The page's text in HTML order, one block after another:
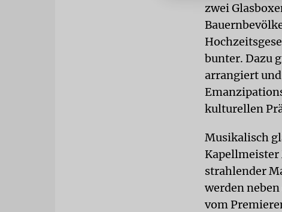
zwei
bunter. Dazu
arrangiert
kulturellen
Musikalisch
Kapellmeister
strahlender
werden neben
vom